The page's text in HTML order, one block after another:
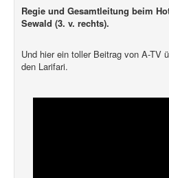
Regie und Gesamtleitung beim
Sewald (3. v. rechts).
Und hier ein toller Beitrag von A-TV
den Larifari.